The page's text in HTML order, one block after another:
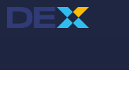
Ga
naar